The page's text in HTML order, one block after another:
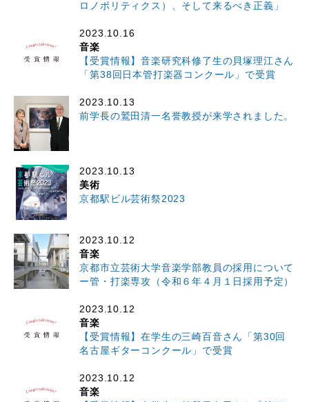
ロノポリティクス）、そして来るべき正義」
2023.10.16
音楽
【受賞情報】音楽研究科修了生の貝塚理江さん
「第38回日本管打楽器コンクール」で受賞
2023.10.13
前学長の鷲田清一名誉教授が来学されました。
2023.10.13
美術
京都駅ビル芸術祭2023
2023.10.12
音楽
京都市立芸術大学音楽学部教員の採用について
ー管・打楽専攻（令和６年４月１日採用予定）
2023.10.12
音楽
【受賞情報】在学生の三崎百音さん「第30回
名古屋ギターコンクール」で受賞
2023.10.12
音楽